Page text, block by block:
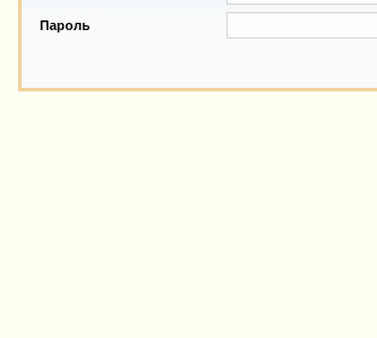
Пароль